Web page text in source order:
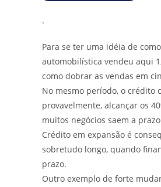
.
Para se ter uma idéia de
automobilística vendeu aqui
como dobrar as vendas em
No mesmo período, o crédito
provavelmente, alcançar os
muitos negócios saem a
Crédito em expansão é
sobretudo longo, quando
prazo.
Outro exemplo de forte